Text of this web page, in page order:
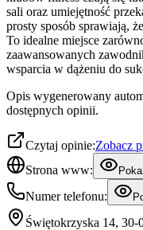
sali oraz umiejętność
prosty sposób sprawiają,
To idealne miejsce
zaawansowanych
wsparcia w dążeniu do
Opis wygenerowany
dostępnych opinii.
Czytaj opinie:Zobacz
Strona www:
Numer telefonu:
Świętokrzyska 14,